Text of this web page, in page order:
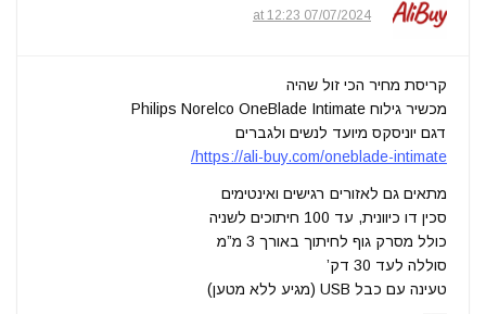
07/07/2024 at 12:23
קריסת מחיר הכי זול שהיה
מכשיר גילוח Philips Norelco OneBlade Intimate
דגם יוניסקס מיועד לנשים ולגברים
https://ali-buy.com/oneblade-intimate/
מתאים גם לאזורים רגישים ואינטימים
סכין דו כיוונית, עד 100 חיתוכים לשניה
כולל מסרק גוף לחיתוך באורך 3 מ”מ
סוללה לעד 30 דק’
טעינה עם כבל USB (מגיע ללא מטען)